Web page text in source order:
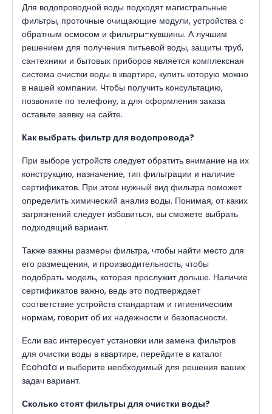
Для водопроводной воды подходят магистральные
фильтры, проточные очищающие модули, устройства с
обратным осмосом и фильтры-кувшины. А лучшим
решением для получения питьевой воды, защиты труб,
сантехники и бытовых приборов является комплексная
система очистки воды в квартире, купить которую можно
в нашей компании. Чтобы получить консультацию,
позвоните по телефону, а для оформления заказа
оставьте заявку на сайте.
Как выбрать фильтр для водопровода?
При выборе устройств следует обратить внимание на их
конструкцию, назначение, тип фильтрации и наличие
сертификатов. При этом нужный вид фильтра поможет
определить химический анализ воды. Понимая, от каких
загрязнений следует избавиться, вы сможете выбрать
подходящий вариант.
Также важны размеры фильтра, чтобы найти место для
его размещения, и производительность, чтобы
подобрать модель, которая прослужит дольше. Наличие
сертификатов важно, ведь это подтверждает
соответствие устройств стандартам и гигиеническим
нормам, говорит об их надежности и безопасности.
Если вас интересует установки или замена фильтров
для очистки воды в квартире, перейдите в каталог
Ecohata и выберите необходимый для решения ваших
задач вариант.
Сколько стоят фильтры для очистки воды?